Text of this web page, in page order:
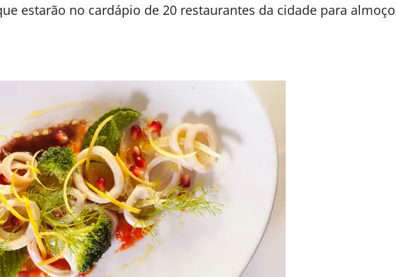
estarão no cardápio de 20 restaurantes da cidade para almoço